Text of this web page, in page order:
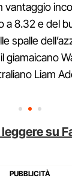
a 8.32 e del
spalle
giamaicano
Liam
su